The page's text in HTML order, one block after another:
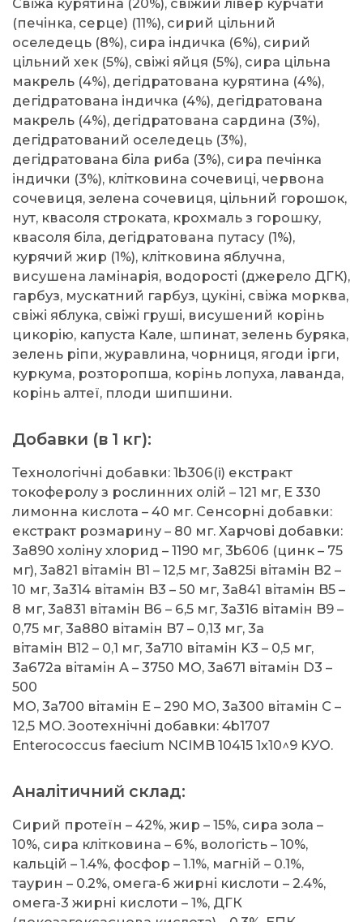
(печінка, серце) (11%), сирий цільний
оселедець (8%), сира індичка (6%), сирий
цільний хек (5%), свіжі яйця (5%), сира цільна
макрель (4%), дегідратована курятина (4%),
дегідратована індичка (4%), дегідратована
макрель (4%), дегідратована сардина (3%),
дегідратований оселедець (3%),
дегідратована біла риба (3%), сира печінка
індички (3%), клітковина сочевиці, червона
сочевиця, зелена сочевиця, цільний горошок,
нут, квасоля строката, крохмаль з горошку,
квасоля біла, дегідратована путасу (1%),
курячий жир (1%), клітковина яблучна,
висушена ламінарія, водорості (джерело ДГК),
гарбуз, мускатний гарбуз, цукіні, свіжа морква,
свіжі яблука, свіжі груші, висушений корінь
цикорію, капуста Кале, шпинат, зелень буряка,
зелень ріпи, журавлина, чорниця, ягоди ірги,
куркума, розторопша, корінь лопуха, лаванда,
корінь алтеї, плоди шипшини.
Добавки (в 1 кг):
Технологічні добавки: 1b306(i) екстракт
токоферолу з рослинних олій – 121 мг, E 330
лимонна кислота – 40 мг. Сенсорні добавки:
екстракт розмарину – 80 мг. Харчові добавки:
3a890 холіну хлорид – 1190 мг, 3b606 (цинк – 75
мг), 3a821 вітамін B1 – 12,5 мг, 3a825i вітамін B2 –
10 мг, 3a314 вітамін B3 – 50 мг, 3a841 вітамін B5 –
8 мг, 3a831 вітамін B6 – 6,5 мг, 3a316 вітамін B9 –
0,75 мг, 3a880 вітамін B7 – 0,13 мг, 3a
вітамін B12 – 0,1 мг, 3a710 вітамін K3 – 0,5 мг,
3a672a вітамін A – 3750 МО, 3a671 вітамін D3 –
500
МО, 3a700 вітамін E – 290 МО, 3a300 вітамін C –
12,5 МО. Зоотехнічні добавки: 4b1707
Enterococcus faecium NCIMB 10415 1x10^9 KУО.
Аналітичний склад:
Сирий протеїн – 42%, жир – 15%, сира зола –
10%, сира клітковина – 6%, вологість – 10%,
кальцій – 1.4%, фосфор – 1.1%, магній – 0.1%,
таурин – 0.2%, омега-6 жирні кислоти – 2.4%,
омега-3 жирні кислоти – 1%, ДГК